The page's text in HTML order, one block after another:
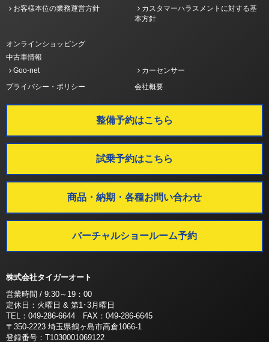
お客様本位の業務運営方針
カスタマーハラスメントに対する基
本方針
オンラインショッピング
中古車情報
Goo-net
カーセンサー
プライバシー・ポリシー
会社概要
整備予約はこちら
試乗予約はこちら
商品・納期・各種お問い合わせ
バーチャルショールーム予約
株式会社タイガーオート
営業時間 / 9:30～19：00
定休日：火曜日 & 第1･3月曜日
TEL：049-286-6644 FAX：049-286-6645
〒350-2223 埼玉県鶴ヶ島市高倉1066-1
登録番号：T1030001069122